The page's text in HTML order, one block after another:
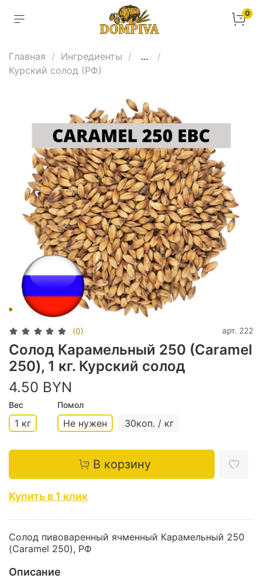
0
Главная Ингредиенты
...
Курский солод (РФ)
(0) арт. 222
Солод Карамельный 250 (Caramel
250), 1 кг. Курский солод
4.50 BYN
Вес
1 кг
Помол
Не нужен 30коп. / кг
В корзину
Купить в 1 клик
Солод пивоваренный ячменный Карамельный 250
(Caramel 250), РФ
Описание